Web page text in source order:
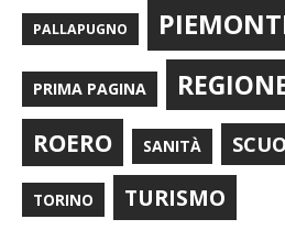
PALLAPUGNO
PRIMA PAGINA
ROERO SANITÀ
TORINO TURISMO